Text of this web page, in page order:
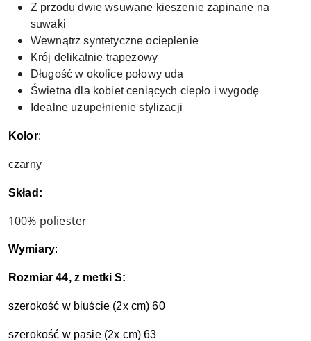
Z przodu dwie wsuwane kieszenie zapinane na
suwaki
Wewnątrz syntetyczne ocieplenie
Krój delikatnie trapezowy
Długość w okolice połowy uda
Świetna dla kobiet ceniących ciepło i wygodę
Idealne uzupełnienie stylizacji
Kolor:
czarny
Skład:
100% poliester
Wymiary:
Rozmiar 44, z metki S:
szerokość w biuście (2x cm) 60
szerokość w pasie (2x cm) 63